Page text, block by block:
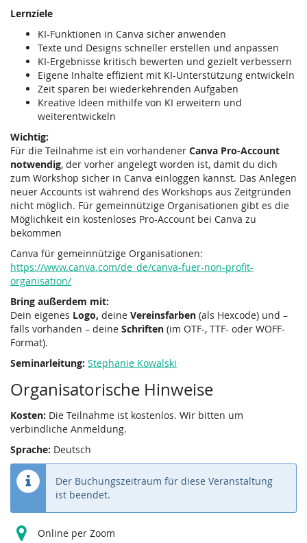
Lernziele
KI-Funktionen in Canva sicher anwenden
Texte und Designs schneller erstellen und anpassen
KI-Ergebnisse kritisch bewerten und gezielt verbessern
Eigene Inhalte effizient mit KI-Unterstützung entwickeln
Zeit sparen bei wiederkehrenden Aufgaben
Kreative Ideen mithilfe von KI erweitern und
weiterentwickeln
Wichtig:
Für die Teilnahme ist ein vorhandener Canva Pro-Account
notwendig, der vorher angelegt worden ist, damit du dich
zum Workshop sicher in Canva einloggen kannst. Das Anlegen
neuer Accounts ist während des Workshops aus Zeitgründen
nicht möglich. Für gemeinnützige Organisationen gibt es die
Möglichkeit ein kostenloses Pro-Account bei Canva zu
bekommen
Canva für gemeinnützige Organisationen:
https://www.canva.com/de_de/canva-fuer-non-profit-
organisation/
Bring außerdem mit:
Dein eigenes Logo, deine Vereinsfarben (als Hexcode) und –
falls vorhanden – deine Schriften (im OTF-, TTF- oder WOFF-
Format).
Seminarleitung: Stephanie Kowalski
Organisatorische Hinweise
Kosten: Die Teilnahme ist kostenlos. Wir bitten um
verbindliche Anmeldung.
Sprache: Deutsch
Der Buchungszeitraum für diese Veranstaltung
ist beendet.
Online per Zoom